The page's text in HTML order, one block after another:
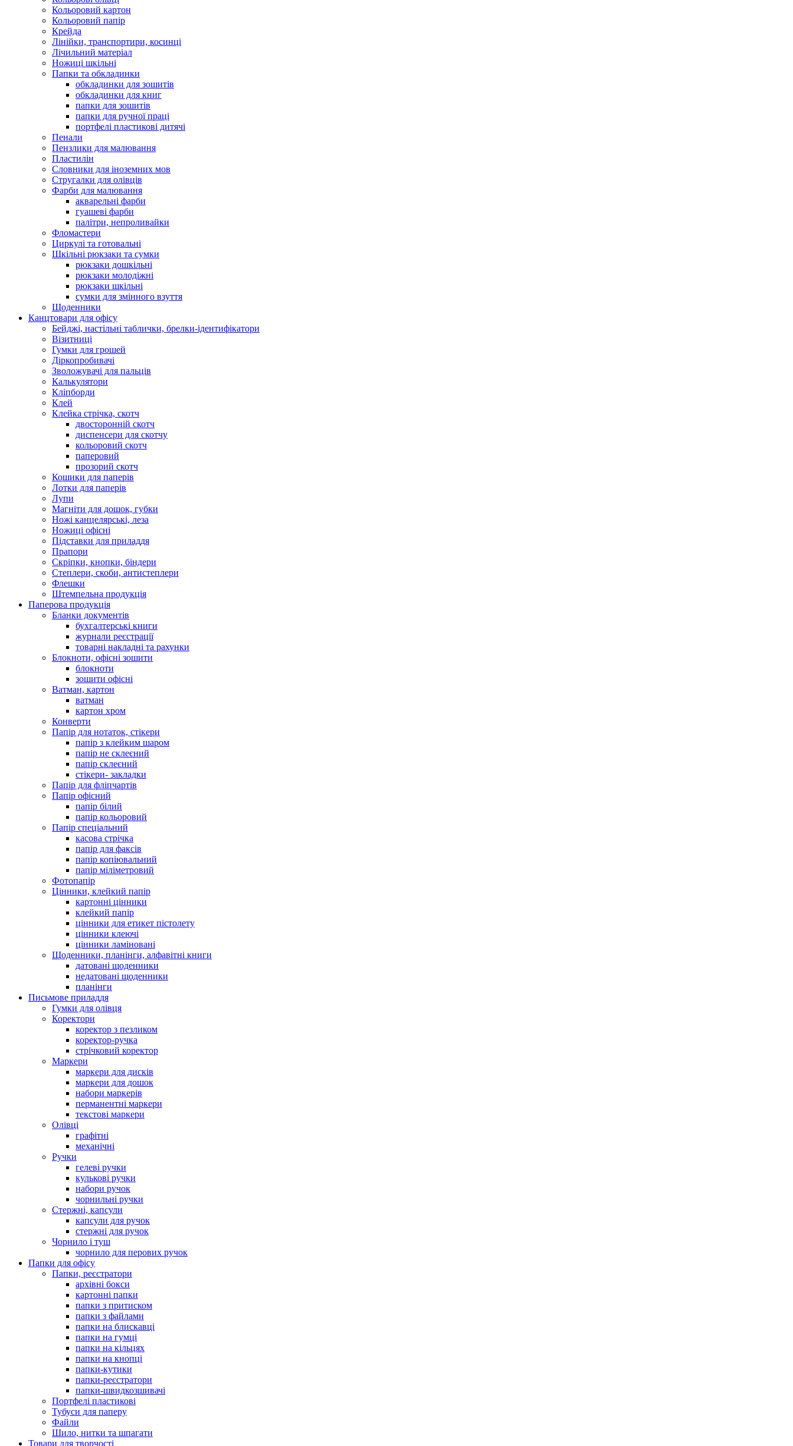
Кольоровий картон
Кольоровий папір
Крейда
Лінійки, транспортири, косинці
Лічильний матеріал
Ножиці шкільні
Папки та обкладинки
обкладинки для зошитів
обкладинки для книг
папки для зошитів
папки для ручної праці
портфелі пластикові дитячі
Пенали
Пензлики для малювання
Пластилін
Словники для іноземних мов
Стругалки для олівців
Фарби для малювання
акварельні фарби
гуашеві фарби
палітри, непроливайки
Фломастери
Циркулі та готовальні
Шкільні рюкзаки та сумки
рюкзаки дошкільні
рюкзаки молодіжні
рюкзаки шкільні
сумки для змінного взуття
Щоденники
Канцтовари для офісу
Бейджі, настільні таблички, брелки-ідентифікатори
Візитниці
Гумки для грошей
Діркопробивачі
Зволожувачі для пальців
Калькулятори
Кліпборди
Клей
Клейка стрічка, скотч
двосторонній скотч
диспенсери для скотчу
кольоровий скотч
паперовий
прозорий скотч
Кошики для паперів
Лотки для паперів
Лупи
Магніти для дошок, губки
Ножі канцелярські, леза
Ножиці офісні
Підставки для приладдя
Прапори
Скріпки, кнопки, біндери
Степлери, скоби, антистеплери
Флешки
Штемпельна продукція
Паперова продукція
Бланки документів
бухгалтерські книги
журнали реєстрації
товарні накладні та рахунки
Блокноти, офісні зошити
блокноти
зошити офісні
Ватман, картон
ватман
картон хром
Конверти
Папір для нотаток, стікери
папір з клейким шаром
папір не склеєний
папір склеєний
стікери- закладки
Папір для фліпчартів
Папір офісний
папір білий
папір кольоровий
Папір спеціальний
касова стрічка
папір для факсів
папір копіювальний
папір міліметровий
Фотопапір
Цінники, клейкий папір
картонні цінники
клейкий папір
цінники для етикет пістолету
цінники клеючі
цінники ламіновані
Щоденники, планінги, алфавітні книги
датовані щоденники
недатовані щоденники
планінги
Письмове приладдя
Гумки для олівця
Коректори
коректор з пезликом
коректор-ручка
стрічковий коректор
Маркери
маркери для дисків
маркери для дошок
набори маркерів
перманентні маркери
текстові маркери
Олівці
графітні
механічні
Ручки
гелеві ручки
кулькові ручки
набори ручок
чорнильні ручки
Стержні, капсули
капсули для ручок
стержні для ручок
Чорнило і туш
чорнило для перових ручок
Папки для офісу
Папки, реєстратори
архівні бокси
картонні папки
папки з притиском
папки з файлами
папки на блискавці
папки на гумці
папки на кільцях
папки на кнопці
папки-кутики
папки-реєстратори
папки-швидкозшивачі
Портфелі пластикові
Тубуси для паперу
Файли
Шило, нитки та шпагати
Товари для творчості